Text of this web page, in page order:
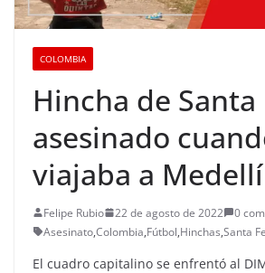
COLOMBIA
Hincha de Santa
asesinado
viajaba a
Felipe Rubio 22 de agosto de 2022
0
Asesinato,Colombia,Fútbol,Hinchas,Santa Fe
El cuadro capitalino se enfrentó al